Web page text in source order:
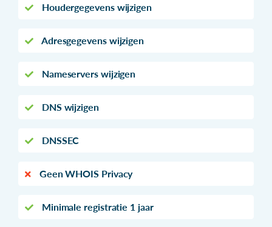
Houdergegevens wijzigen
Adresgegevens wijzigen
Nameservers wijzigen
DNS wijzigen
DNSSEC
Geen WHOIS Privacy
Minimale registratie 1 jaar